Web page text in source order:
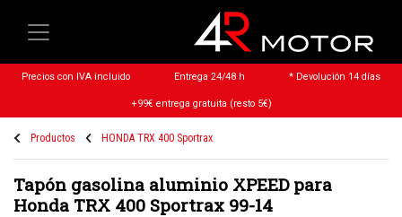
Precios con IVA incluido Entrega 24/48 h * Devolución 14 días
+99€ entrega gratuita (resto 5€)
Productos HONDA TRX 400 Sportrax
Tapón gasolina aluminio XPEED para
Honda TRX 400 Sportrax 99-14